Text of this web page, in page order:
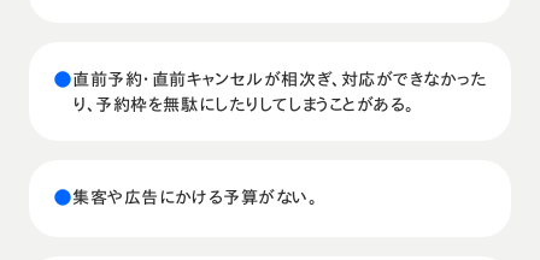
●直前予約・直前キャンセルが相次ぎ、対応ができなかった
り、予約枠を無駄にしたりしてしまうことがある。
●集客や広告にかける予算がない。